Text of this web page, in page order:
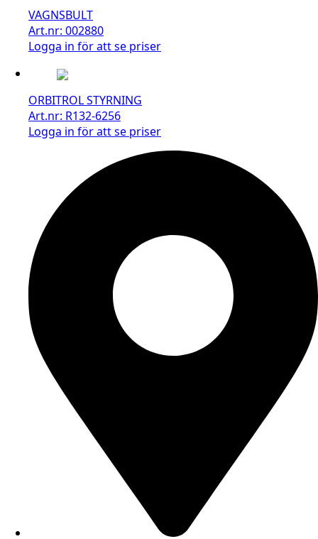
VAGNSBULT
Art.nr: 002880
Logga in för att se priser
ORBITROL STYRNING
Art.nr: R132-6256
Logga in för att se priser